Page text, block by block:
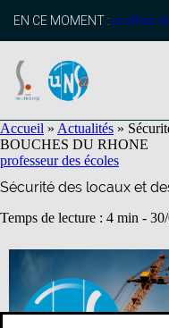
principal
EN CE MOMENT : profitez
Accueil » Actualités »
BOUCHES DU RHONE
professeur des écoles
Sécurité des locaux et
Temps de lecture : 4 min -